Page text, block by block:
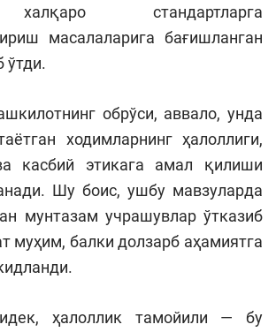
стандартларга
масалаларига бағишланган
ўтди.
обрўси, аввало, унда
ходимларнинг ҳалоллиги,
касбий этикага амал қилиши
Шу боис, ушбу мавзуларда
мунтазам учрашувлар ўтказиб
муҳим, балки долзарб аҳамиятга
ҳалоллик тамойили — бу